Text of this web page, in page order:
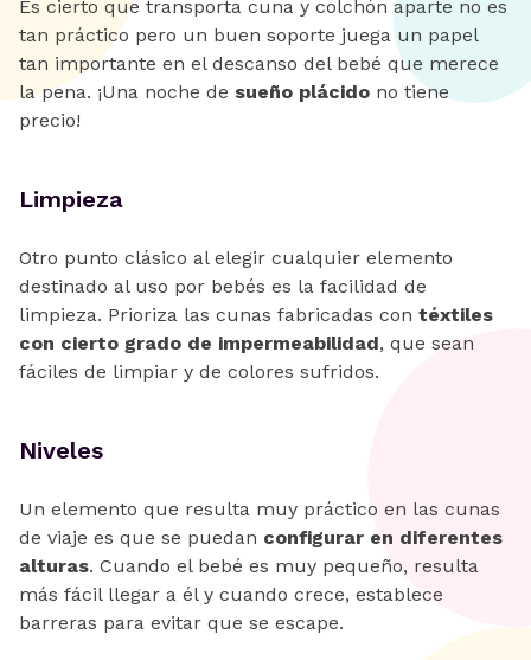
Es cierto que transporta cuna y colchón aparte no es
tan práctico pero un buen soporte juega un papel
tan importante en el descanso del bebé que merece
la pena. ¡Una noche de sueño plácido no tiene
precio!
Limpieza
Otro punto clásico al elegir cualquier elemento
destinado al uso por bebés es la facilidad de
limpieza. Prioriza las cunas fabricadas con téxtiles
con cierto grado de impermeabilidad, que sean
fáciles de limpiar y de colores sufridos.
Niveles
Un elemento que resulta muy práctico en las cunas
de viaje es que se puedan configurar en diferentes
alturas. Cuando el bebé es muy pequeño, resulta
más fácil llegar a él y cuando crece, establece
barreras para evitar que se escape.